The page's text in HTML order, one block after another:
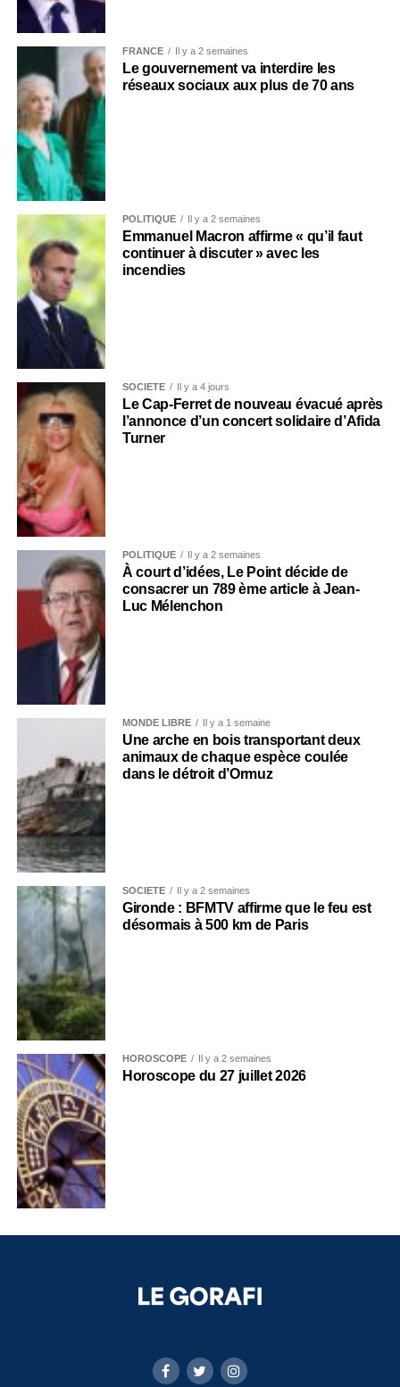
FRANCE Il y a 2 semaines
Le gouvernement va interdire les
réseaux sociaux aux plus de 70 ans
POLITIQUE Il y a 2 semaines
Emmanuel Macron affirme « qu’il faut
continuer à discuter » avec les
incendies
SOCIÉTÉ Il y a 4 jours
Le Cap-Ferret de nouveau évacué après
l’annonce d’un concert solidaire d’Afida
Turner
POLITIQUE Il y a 2 semaines
À court d’idées, Le Point décide de
consacrer un 789 ème article à Jean-
Luc Mélenchon
MONDE LIBRE Il y a 1 semaine
Une arche en bois transportant deux
animaux de chaque espèce coulée
dans le détroit d’Ormuz
SOCIÉTÉ Il y a 2 semaines
Gironde : BFMTV affirme que le feu est
désormais à 500 km de Paris
HOROSCOPE Il y a 2 semaines
Horoscope du 27 juillet 2026